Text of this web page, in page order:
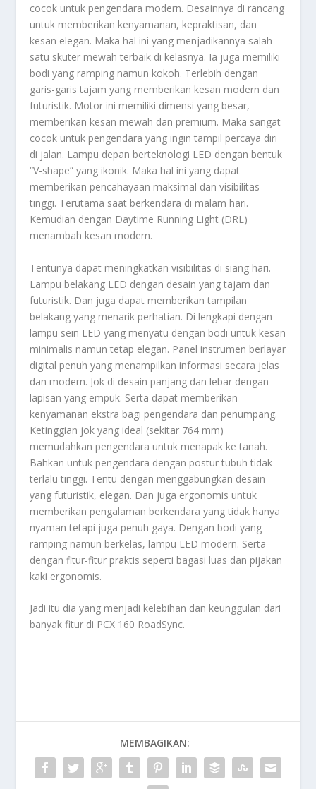
cocok untuk pengendara modern. Desainnya di rancang
untuk memberikan kenyamanan, kepraktisan, dan
kesan elegan. Maka hal ini yang menjadikannya salah
satu skuter mewah terbaik di kelasnya. Ia juga memiliki
bodi yang ramping namun kokoh. Terlebih dengan
garis-garis tajam yang memberikan kesan modern dan
futuristik. Motor ini memiliki dimensi yang besar,
memberikan kesan mewah dan premium. Maka sangat
cocok untuk pengendara yang ingin tampil percaya diri
di jalan. Lampu depan berteknologi LED dengan bentuk
“V-shape” yang ikonik. Maka hal ini yang dapat
memberikan pencahayaan maksimal dan visibilitas
tinggi. Terutama saat berkendara di malam hari.
Kemudian dengan Daytime Running Light (DRL)
menambah kesan modern.
Tentunya dapat meningkatkan visibilitas di siang hari.
Lampu belakang LED dengan desain yang tajam dan
futuristik. Dan juga dapat memberikan tampilan
belakang yang menarik perhatian. Di lengkapi dengan
lampu sein LED yang menyatu dengan bodi untuk kesan
minimalis namun tetap elegan. Panel instrumen berlayar
digital penuh yang menampilkan informasi secara jelas
dan modern. Jok di desain panjang dan lebar dengan
lapisan yang empuk. Serta dapat memberikan
kenyamanan ekstra bagi pengendara dan penumpang.
Ketinggian jok yang ideal (sekitar 764 mm)
memudahkan pengendara untuk menapak ke tanah.
Bahkan untuk pengendara dengan postur tubuh tidak
terlalu tinggi. Tentu dengan menggabungkan desain
yang futuristik, elegan. Dan juga ergonomis untuk
memberikan pengalaman berkendara yang tidak hanya
nyaman tetapi juga penuh gaya. Dengan bodi yang
ramping namun berkelas, lampu LED modern. Serta
dengan fitur-fitur praktis seperti bagasi luas dan pijakan
kaki ergonomis.
Jadi itu dia yang menjadi kelebihan dan keunggulan dari
banyak fitur di PCX 160 RoadSync.
MEMBAGIKAN: